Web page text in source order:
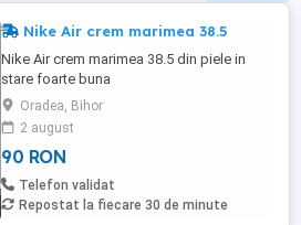
Nike Air crem marimea 38.5
Nike Air crem marimea 38.5 din piele in
stare foarte buna
Oradea, Bihor
2 august
90 RON
Telefon validat
Repostat la fiecare 30 de minute